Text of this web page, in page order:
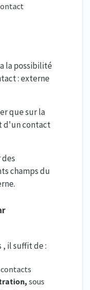
la possibilité
: externe
que sur la
d'un contact
champs du
il suffit de :
contacts
sous